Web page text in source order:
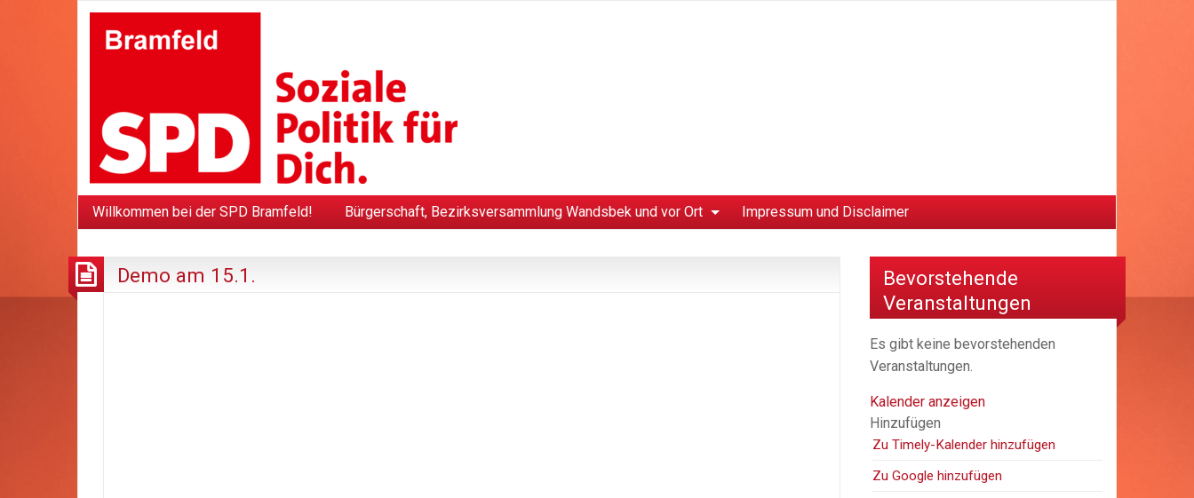
Willkommen bei der SPD Bramfeld! Bürgerschaft, Bezirksversammlung Wandsbek und vor Ort Impressum und Disclaimer
Demo am 15.1.
Bevorstehende
Veranstaltungen
Es gibt keine bevorstehenden
Veranstaltungen.
Kalender anzeigen
Hinzufügen
Zu Timely-Kalender hinzufügen
Zu Google hinzufügen